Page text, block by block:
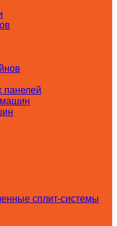
панелей
машин
сплит-системы